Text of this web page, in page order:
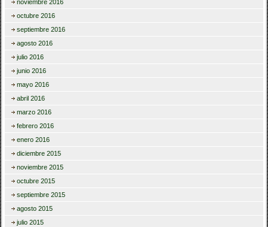
noviembre 2016
octubre 2016
septiembre 2016
agosto 2016
julio 2016
junio 2016
mayo 2016
abril 2016
marzo 2016
febrero 2016
enero 2016
diciembre 2015
noviembre 2015
octubre 2015
septiembre 2015
agosto 2015
julio 2015